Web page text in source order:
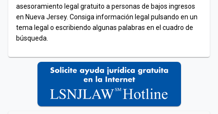
asesoramiento legal gratuito a personas de bajos ingresos
en Nueva Jersey. Consiga información legal pulsando en un
tema legal o escribiendo algunas palabras en el cuadro de
búsqueda.